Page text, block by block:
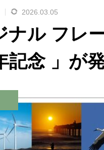
日川浜海水浴場の紹介
2026.03.05
ナル フレ
記念 」が